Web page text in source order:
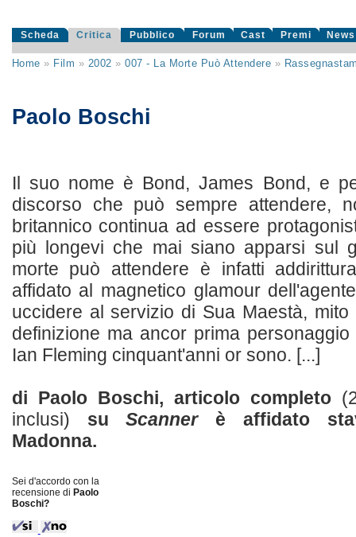
Scheda Critica Pubblico Forum Cast Premi News
Home » Film » 2002 »007 - La Morte Può Attendere »
Paolo Boschi
Il suo nome è Bond, James Bond, e
discorso che può sempre attendere,
britannico continua ad essere
più longevi che mai siano apparsi sul
morte può attendere è infatti
affidato al magnetico glamour
uccidere al servizio di Sua Maestà, mito
definizione ma ancor prima
Ian Fleming cinquant'anni or sono. [...]
di Paolo Boschi, articolo completo
inclusi) suScannerè affidato
Madonna.
Sei d'accordo con la
recensione di Paolo
Boschi?